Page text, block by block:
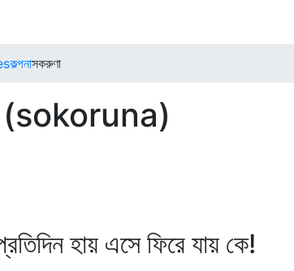
কল্পনাসকরুণা
(sokoruna)
হায় এসে ফিরে যায় কে!